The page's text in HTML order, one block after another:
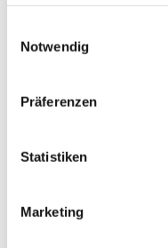
Notwendig
Präferenzen
Statistiken
Marketing